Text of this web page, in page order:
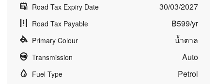
Road Tax Expiry Date 30/03/2027
Road Tax Payable ฿599/yr
Primary Colour น้ำตาล
Transmission Auto
Fuel Type Petrol